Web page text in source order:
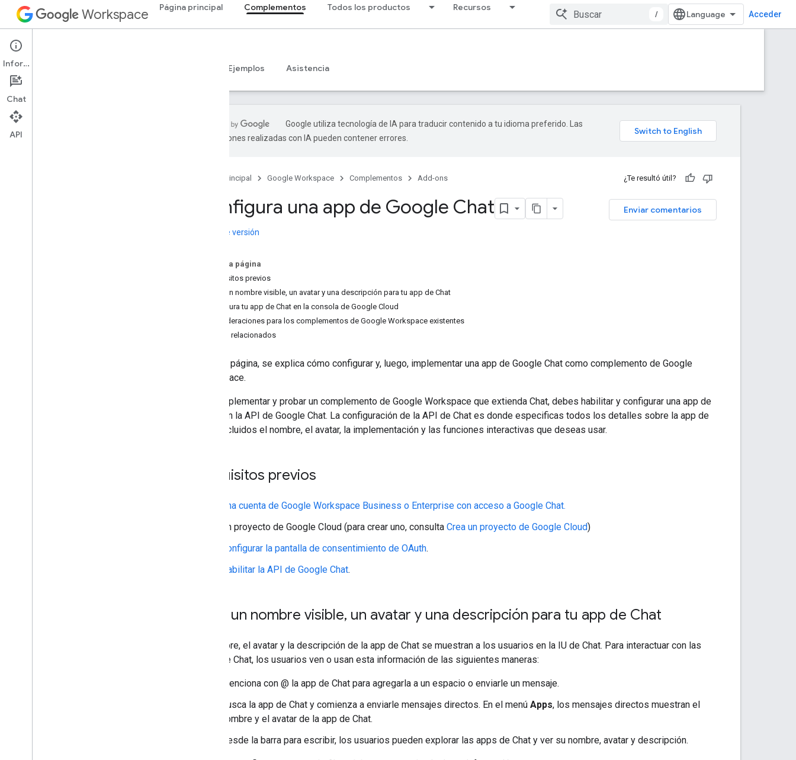
Workspace Página principal Complementos Todos los productos Recursos
/ Acceder
Add-ons
Descripción general Ejemplos Asistencia
Google utiliza tecnología de IA para traducir contenido a tu idioma preferido. Las
traducciones realizadas con IA pueden contener errores.
Página principal Google Workspace Complementos Add-ons ¿Te resultó útil?
Enviar comentarios
Configura una app de Google Chat
Notas de versión
En esta página
Requisitos previos
Elige un nombre visible, un avatar y una descripción para tu app de Chat
Configura tu app de Chat en la consola de Google Cloud
Consideraciones para los complementos de Google Workspace existentes
Temas relacionados
En esta página, se explica cómo configurar y, luego, implementar una app de Google Chat como complemento de Google
Workspace.
Para implementar y probar un complemento de Google Workspace que extienda Chat, debes habilitar y configurar una app de
Chat con la API de Google Chat. La configuración de la API de Chat es donde especificas todos los detalles sobre la app de
Chat, incluidos el nombre, el avatar, la implementación y las funciones interactivas que deseas usar.
Requisitos previos
Una cuenta de Google Workspace Business o Enterprise con acceso a Google Chat.
Un proyecto de Google Cloud (para crear uno, consulta Crea un proyecto de Google Cloud)
Configurar la pantalla de consentimiento de OAuth.
Habilitar la API de Google Chat.
Elige un nombre visible, un avatar y una descripción para tu app de Chat
El nombre, el avatar y la descripción de la app de Chat se muestran a los usuarios en la IU de Chat. Para interactuar con las
apps de Chat, los usuarios ven o usan esta información de las siguientes maneras:
Menciona con @ la app de Chat para agregarla a un espacio o enviarle un mensaje.
Busca la app de Chat y comienza a enviarle mensajes directos. En el menú Apps, los mensajes directos muestran el
nombre y el avatar de la app de Chat.
Desde la barra para escribir, los usuarios pueden explorar las apps de Chat y ver su nombre, avatar y descripción.
Información
Chat
API